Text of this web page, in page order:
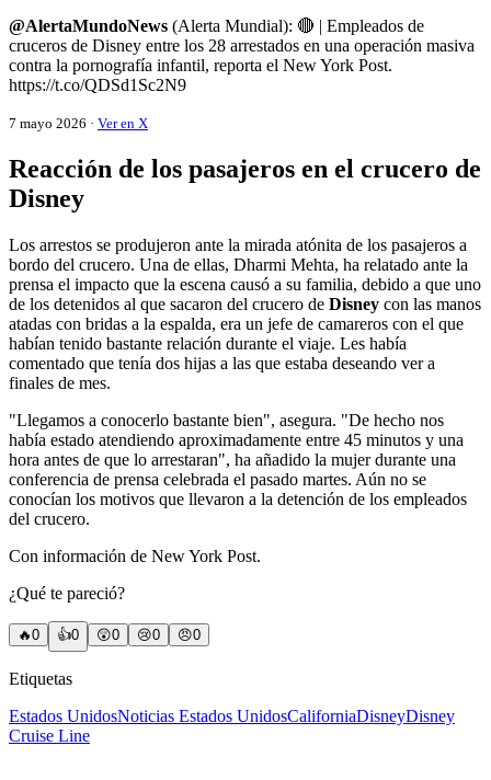
@AlertaMundoNews (Alerta Mundial): 🔴 | Empleados de
cruceros de Disney entre los 28 arrestados en una operación masiva
contra la pornografía infantil, reporta el New York Post.
https://t.co/QDSd1Sc2N9
7 mayo 2026 · Ver en X
Reacción de los pasajeros en el crucero de
Disney
Los arrestos se produjeron ante la mirada atónita de los pasajeros a
bordo del crucero. Una de ellas, Dharmi Mehta, ha relatado ante la
prensa el impacto que la escena causó a su familia, debido a que uno
de los detenidos al que sacaron del crucero de Disney con las manos
atadas con bridas a la espalda, era un jefe de camareros con el que
habían tenido bastante relación durante el viaje. Les había
comentado que tenía dos hijas a las que estaba deseando ver a
finales de mes.
"Llegamos a conocerlo bastante bien", asegura. "De hecho nos
había estado atendiendo aproximadamente entre 45 minutos y una
hora antes de que lo arrestaran", ha añadido la mujer durante una
conferencia de prensa celebrada el pasado martes. Aún no se
conocían los motivos que llevaron a la detención de los empleados
del crucero.
Con información de New York Post.
¿Qué te pareció?
🔥0 👍0 😲0 😢0 😠0
Etiquetas
Estados UnidosNoticias Estados UnidosCaliforniaDisneyDisney
Cruise Line